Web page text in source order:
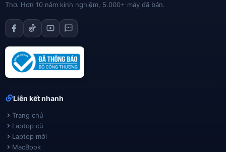
Thơ. Hơn 10 năm kinh nghiệm, 5.000+ máy đã bán.
Liên kết nhanh
Trang chủ
Laptop cũ
Laptop mới
MacBook